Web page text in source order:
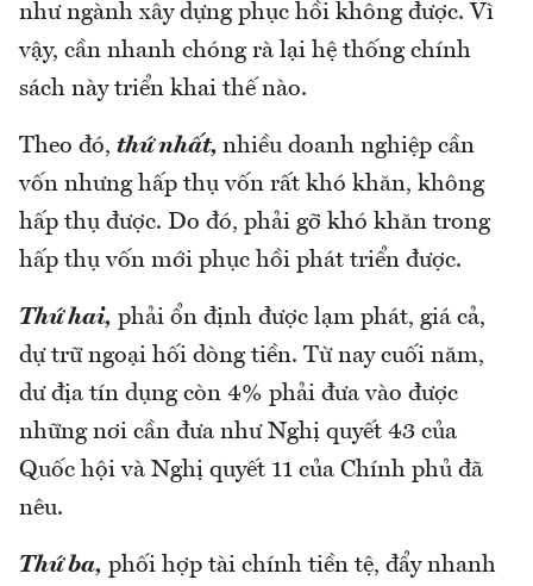
như ngành xây dựng phục hồi không được. Vì
vậy, cần nhanh chóng rà lại hệ thống chính
sách này triển khai thế nào.
Theo đó, thứ nhất, nhiều doanh nghiệp cần
vốn nhưng hấp thụ vốn rất khó khăn, không
hấp thụ được. Do đó, phải gỡ khó khăn trong
hấp thụ vốn mới phục hồi phát triển được.
Thứ hai, phải ổn định được lạm phát, giá cả,
dự trữ ngoại hối dòng tiền. Từ nay cuối năm,
dư địa tín dụng còn 4% phải đưa vào được
những nơi cần đưa như Nghị quyết 43 của
Quốc hội và Nghị quyết 11 của Chính phủ đã
nêu.
Thứ ba, phối hợp tài chính tiền tệ, đẩy nhanh